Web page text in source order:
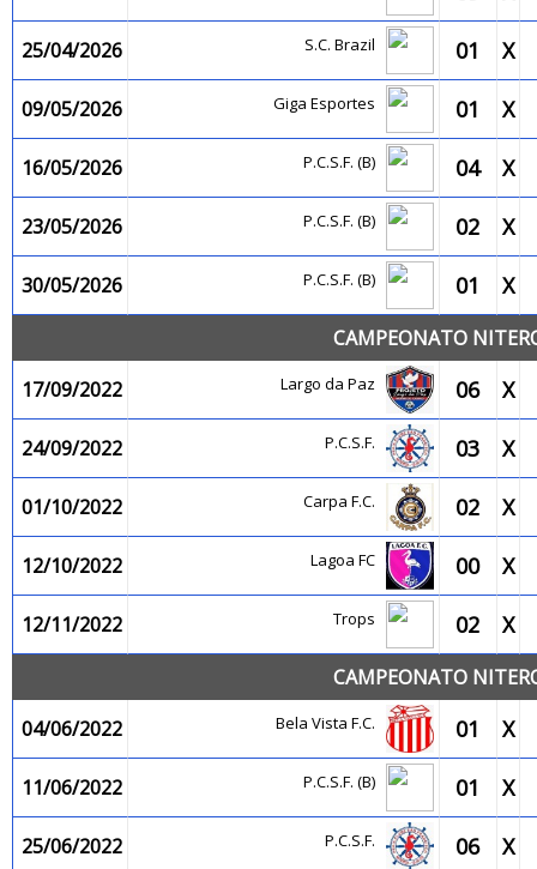
25/04/2026 S.C. Brazil 01 X
09/05/2026 Giga Esportes 01 X
16/05/2026 P.C.S.F. (B) 04 X
23/05/2026 P.C.S.F. (B) 02 X
30/05/2026 P.C.S.F. (B) 01 X
CAMPEONATO
17/09/2022
Largo da Paz 06 X
24/09/2022 P.C.S.F. 03 X
01/10/2022 Carpa F.C. 02 X
12/10/2022 Lagoa FC 00 X
12/11/2022 Trops 02 X
CAMPEONATO
04/06/2022
Bela Vista F.C. 01 X
11/06/2022 P.C.S.F. (B) 01 X
25/06/2022 P.C.S.F. 06 X